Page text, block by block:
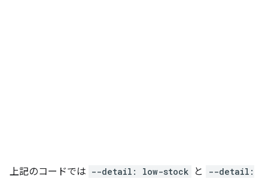
上記のコードでは --detail: low-stock と
--detail: